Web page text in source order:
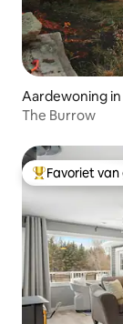
Aardewoning in
The Burrow
Topfavoriet
Favoriet